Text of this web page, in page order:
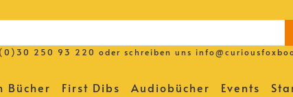
250 93 220 oder schreiben uns
Bücher First Dibs Audiobücher Events